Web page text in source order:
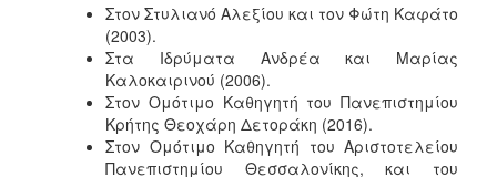
Στον Στυλιανό Αλεξίου και τον Φώτη Καφάτο
(2003).
Στα Ιδρύματα Ανδρέα και Μαρίας
Καλοκαιρινού (2006).
Στον Ομότιμο Καθηγητή του Πανεπιστημίου
Κρήτης Θεοχάρη Δετοράκη (2016).
Στον Ομότιμο Καθηγητή του Αριστοτελείου
Πανεπιστημίου Θεσσαλονίκης, και του